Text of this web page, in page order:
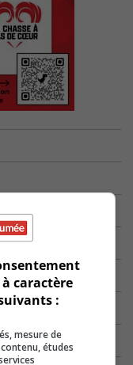
caractère
:
mesure de
études